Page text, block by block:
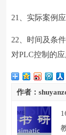
21、实际案例
22、时间及条
对PLC控制的应
作者：